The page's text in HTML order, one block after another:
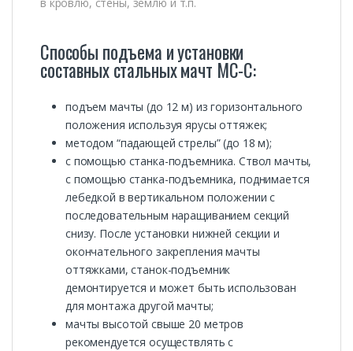
Способы подъема и установки
составных стальных мачт МС-С:
подъем мачты (до 12 м) из горизонтального
положения используя ярусы оттяжек;
методом “падающей стрелы” (до 18 м);
с помощью станка-подъемника. Ствол мачты,
с помощью станка-подъемника, поднимается
лебедкой в вертикальном положении с
последовательным наращиванием секций
снизу. После установки нижней секции и
окончательного закрепления мачты
оттяжками, станок-подъемник
демонтируется и может быть использован
для монтажа другой мачты;
мачты высотой свыше 20 метров
рекомендуется осуществлять с